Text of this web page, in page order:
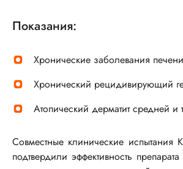
Показания:
Хронические заболевания
Хронический рецидивирующий
Атопический дерматит средней и
Совместные клинические
подтвердили эффективность